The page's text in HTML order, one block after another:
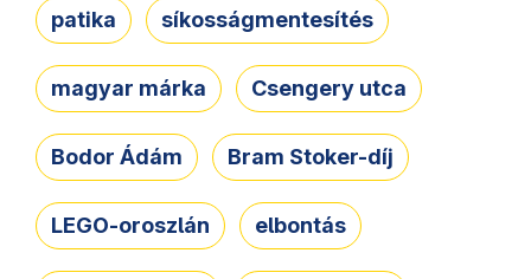
patika síkosságmentesítés
magyar márka Csengery utca
Bodor Ádám Bram Stoker-díj
LEGO-oroszlán elbontás